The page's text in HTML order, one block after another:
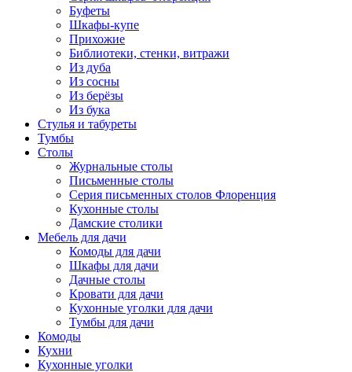
Буфеты
Шкафы-купе
Прихожие
Библиотеки, стенки, витражи
Из дуба
Из сосны
Из берёзы
Из бука
Стулья и табуреты
Тумбы
Столы
Журнальные столы
Письменные столы
Серия письменных столов Флоренция
Кухонные столы
Дамские столики
Мебель для дачи
Комоды для дачи
Шкафы для дачи
Дачные столы
Кровати для дачи
Кухонные уголки для дачи
Тумбы для дачи
Комоды
Кухни
Кухонные уголки